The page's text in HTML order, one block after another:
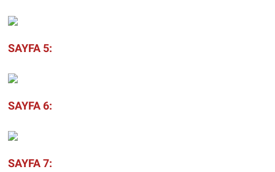
SAYFA 5:
SAYFA 6:
SAYFA 7: